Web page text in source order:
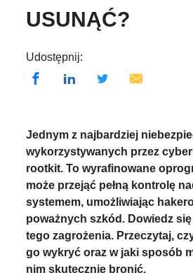
USUNĄĆ?
Udostępnij:
Jednym z najbardziej
wykorzystywanych przez
rootkit. To wyrafinowane
może przejąć pełną kontrolę
systemem, umożliwiając
poważnych szkód. Dowiedz
tego zagrożenia. Przeczytaj,
go wykryć oraz w jaki sposób
nim skutecznie bronić.